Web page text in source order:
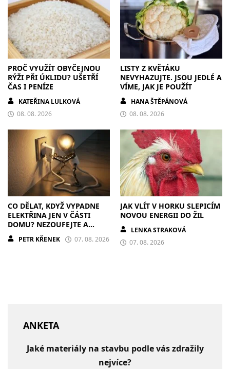
PROČ VYUŽÍT OBYČEJNOU
RÝŽI PŘI ÚKLIDU? UŠETŘÍ
ČAS I PENÍZE
KATEŘINA LULKOVÁ
08. 08. 2026
LISTY Z KVĚTÁKU
NEVYHAZUJTE. JSOU JEDLÉ A
VÍME, JAK JE POUŽÍT
HANA ŠTĚPÁNOVÁ
08. 08. 2026
CO DĚLAT, KDYŽ VYPADNE
ELEKTŘINA JEN V ČÁSTI
DOMU? NEZOUFEJTE A
POSTUPUJTE S CHLADNOU
HLAVOU
PETR KŘENEK 07. 08. 2026
JAK VLÍT V HORKU SLEPICÍM
NOVOU ENERGII DO ŽIL
LENKA STRAKOVÁ
07. 08. 2026
ANKETA
Jaké materiály na stavbu podle vás zdražily
nejvíce?